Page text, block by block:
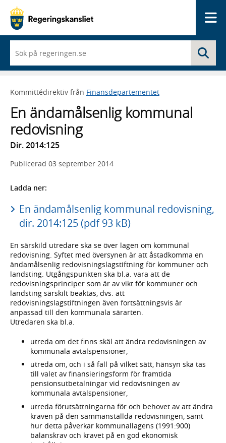
du
börjar
skriva
framträder
lista
med
sökförslag
Kommittédirektiv från Finansdepartementet
En ändamålsenlig kommunal
redovisning
Dir. 2014:125
Publicerad 03 september 2014
Ladda ner:
En ändamålsenlig kommunal redovisning,
dir. 2014:125 (pdf 93 kB)
En särskild utredare ska se över lagen om kommunal
redovisning. Syftet med översynen är att åstadkomma en
ändamålsenlig redovisningslagstiftning för kommuner och
landsting. Utgångspunkten ska bl.a. vara att de
redovisningsprinciper som är av vikt för kommuner och
landsting särskilt beaktas, dvs. att
redovisningslagstiftningen även fortsättningsvis är
anpassad till den kommunala särarten.
Utredaren ska bl.a.
utreda om det finns skäl att ändra redovisningen av
kommunala avtalspensioner,
utreda om, och i så fall på vilket sätt, hänsyn ska tas
till valet av finansieringsform för framtida
pensionsutbetalningar vid redovisningen av
kommunala avtalspensioner,
utreda förutsättningarna för och behovet av att ändra
kraven på den sammanställda redovisningen, samt
hur detta påverkar kommunallagens (1991:900)
balanskrav och kravet på en god ekonomisk